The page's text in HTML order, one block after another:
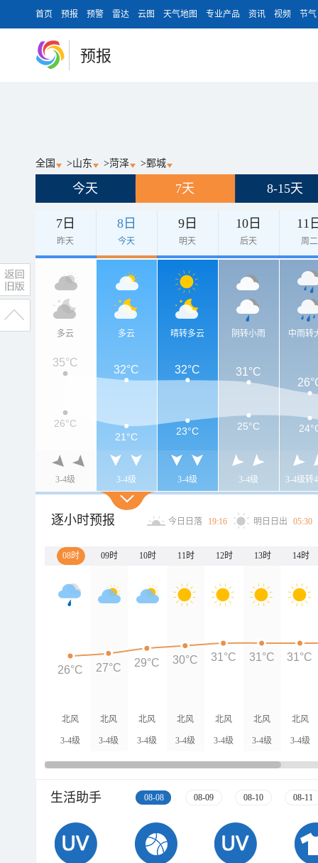
首页 预报 预警 雷达 云图 天气地图 专业产品 资讯 视频 节气
预报
全国 >山东 >菏泽 >鄄城
今天 7天 8-15天
7日
昨天
8日
今天
9日
明天
10日
后天
11
周二
多云
3-4级
多云
3-4级
晴转多云
3-4级
阴转小雨
3-4级
中雨转
3-4级转
35°C
32°C 32°C
31°C
26°C
21°C
23°C 25°C
逐小时预报 今日日落 19:16 明日日出 05:30
08时 09时 10时 11时 12时 13时 14时
北风
3-4级
北风
3-4级
北风
3-4级
北风
3-4级
北风
3-4级
北风
3-4级
北风
3-4级
26°C 27°C 29°C 30°C 31°C 31°C 31°C
生活助手 08-08 08-09 08-10 08-11